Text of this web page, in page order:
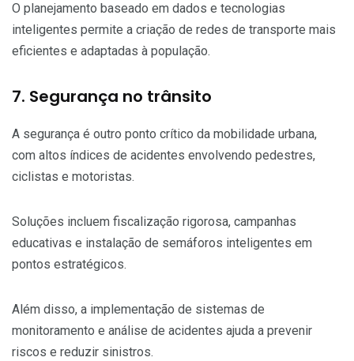
O planejamento baseado em dados e tecnologias
inteligentes permite a criação de redes de transporte mais
eficientes e adaptadas à população.
7. Segurança no trânsito
A segurança é outro ponto crítico da mobilidade urbana,
com altos índices de acidentes envolvendo pedestres,
ciclistas e motoristas.
Soluções incluem fiscalização rigorosa, campanhas
educativas e instalação de semáforos inteligentes em
pontos estratégicos.
Além disso, a implementação de sistemas de
monitoramento e análise de acidentes ajuda a prevenir
riscos e reduzir sinistros.